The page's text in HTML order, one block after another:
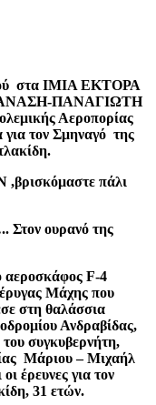
στα ΙΜΙΑ ΕΚΤΟΡΑ
ΠΑΝΑΓΙΩΤΗ
Αεροπορίας
τον Σμηναγό της
,βρισκόμαστε πάλι
Στον ουρανό της
αεροσκάφος F-4
Μάχης που
στη θαλάσσια
Ανδραβίδας,
συγκυβερνήτη,
Μάριου – Μιχαήλ
έρευνες για τον
31 ετών.